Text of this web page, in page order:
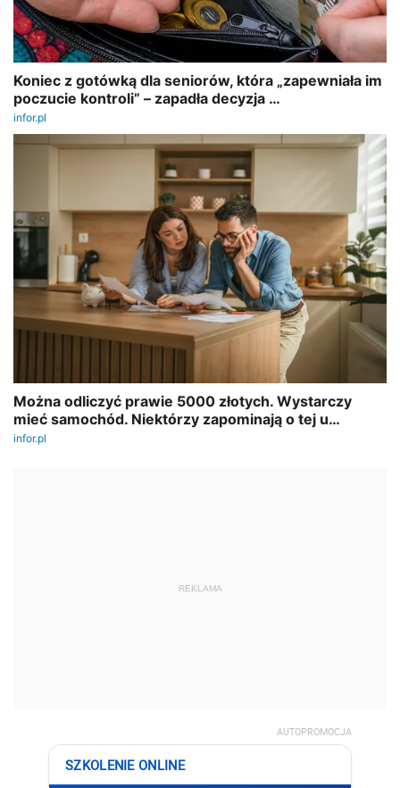
REKLAMA
AUTOPROMOCJA
SZKOLENIE ONLINE